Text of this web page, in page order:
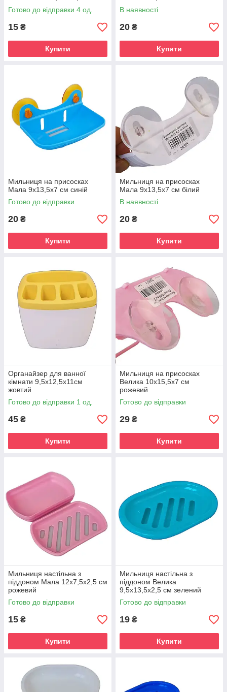
Готово до відправки 4 од.
15 ₴
Купити
В наявності
20 ₴
Купити
Мильниця на присосках
Мала 9х13,5х7 см синій
Готово до відправки
20 ₴
Купити
Мильниця на присосках
Мала 9х13,5х7 см білий
В наявності
20 ₴
Купити
Органайзер для ванної
кімнати 9,5х12,5х11см
жовтий
Готово до відправки 1 од.
45 ₴
Купити
Мильниця на присосках
Велика 10х15,5х7 см
рожевий
Готово до відправки
29 ₴
Купити
Мильниця настільна з
піддоном Мала 12х7,5х2,5 см
рожевий
Готово до відправки
15 ₴
Купити
Мильниця настільна з
піддоном Велика
9,5х13,5х2,5 см зелений
Готово до відправки
19 ₴
Купити